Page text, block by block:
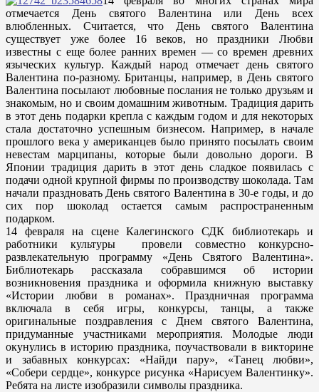
отмечается День святого Валентина или День всех
влюбленных. Считается, что День святого Валентина
существует уже более 16 веков, но праздники Любви
известны с еще более ранних времен — со времен древних
языческих культур. Каждый народ отмечает день святого
Валентина по-разному. Британцы, например, в День святого
Валентина посылают любовные послания не только друзьям и
знакомым, но и своим домашним животным. Традиция дарить
в этот день подарки крепла с каждым годом и для некоторых
стала достаточно успешным бизнесом. Например, в начале
прошлого века у американцев было принято посылать своим
невестам марципаны, которые были довольно дороги. В
Японии традиция дарить в этот день сладкое появилась с
подачи одной крупной фирмы по производству шоколада. Там
начали праздновать День святого Валентина в 30-е годы, и до
сих пор шоколад остается самым распространенным
подарком.
14 февраля на сцене Калегинского СДК библиотекарь и
работники культуры провели совместно конкурсно-
развлекательную программу «День Святого Валентина».
Библиотекарь рассказала собравшимся об истории
возникновения праздника и оформила книжную выставку
«Истории любви в романах». Праздничная программа
включала в себя игры, конкурсы, танцы, а также
оригинальные поздравления с Днем святого Валентина,
придуманные участниками мероприятия. Молодые люди
окунулись в историю праздника, поучаствовали в викторине
и забавных конкурсах: «Найди пару», «Танец любви»,
«Собери сердце», конкурсе рисунка «Нарисуем Валентинку».
Ребята на листе изобразили символы праздника.